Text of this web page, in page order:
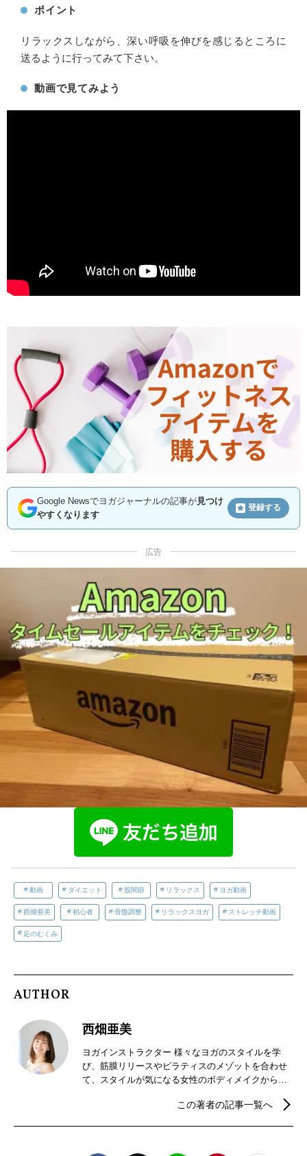
ポイント
リラックスしながら、深い呼吸を伸びを感じるところに
送るように行ってみて下さい。
動画で見てみよう
Google Newsでヨガジャーナルの記事が見つけ
やすくなります
登録する
広告
動画 ダイエット 股関節 リラックス ヨガ動画
西畑亜美 初心者 骨盤調整 リラックスヨガ ストレッチ動画
足のむくみ
AUTHOR
西畑亜美
ヨガインストラクター 様々なヨガのスタイルを学
び、筋膜リリースやピラティスのメゾットを合わせ
て、スタイルが気になる女性のボディメイクから柔
る。 武蔵小杉&aヨガ主宰。オンラインサロン&a運
この著者の記事一覧へ